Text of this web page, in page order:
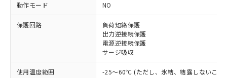
動作モード NO
保護回路
負荷短絡保護
出力逆接続保護
電源逆接続保護
サージ吸収
使用温度範囲 -25～60℃ (ただし、氷結、結露しないこと)
ご利用条件
※1 対応状況
対応済み：EU RoHS指令（10物質）の
非含有に対応した製品が提供可能な商品で
対応予定：EU RoHS指令（10物質）の非含
有に対応した製品に切り替える予定のある